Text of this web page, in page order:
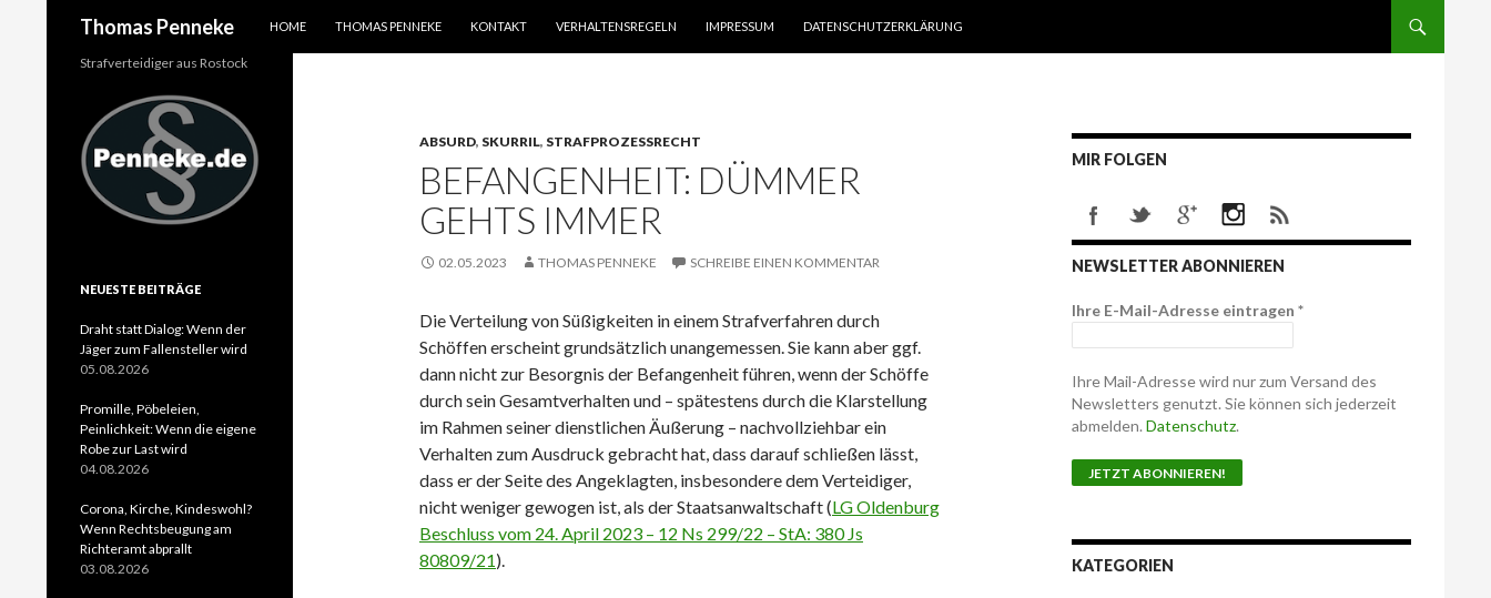
Thomas Penneke
HOME
THOMAS PENNEKE KONTAKT VERHALTENSREGELN IMPRESSUM DATENSCHUTZERKLÄRUNG
ABSURD, SKURRIL, STRAFPROZESSRECHT
BEFANGENHEIT: DÜMMER
GEHTS IMMER
02.05.2023 THOMAS PENNEKE SCHREIBE EINEN KOMMENTAR
Die Verteilung von Süßigkeiten in einem Strafverfahren durch
Schöffen erscheint grundsätzlich unangemessen. Sie kann aber ggf.
dann nicht zur Besorgnis der Befangenheit führen, wenn der Schöffe
durch sein Gesamtverhalten und – spätestens durch die Klarstellung
im Rahmen seiner dienstlichen Äußerung – nachvollziehbar ein
Verhalten zum Ausdruck gebracht hat, dass darauf schließen lässt,
dass er der Seite des Angeklagten, insbesondere dem Verteidiger,
nicht weniger gewogen ist, als der Staatsanwaltschaft (LG Oldenburg
Beschluss vom 24. April 2023 – 12 Ns 299/22 – StA: 380 Js
80809/21).
MIR FOLGEN
NEWSLETTER ABONNIEREN
Ihre E-Mail-Adresse eintragen *
Ihre Mail-Adresse wird nur zum Versand des
Newsletters genutzt. Sie können sich jederzeit
abmelden. Datenschutz.
KATEGORIEN
Strafverteidiger aus Rostock
NEUESTE BEITRÄGE
Draht statt Dialog: Wenn der
Jäger zum Fallensteller wird
05.08.2026
Promille, Pöbeleien,
Peinlichkeit: Wenn die eigene
Robe zur Last wird
04.08.2026
Corona, Kirche, Kindeswohl?
Wenn Rechtsbeugung am
Richteramt abprallt
03.08.2026